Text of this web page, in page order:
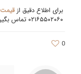
برای اطلاع دقیق از
۰۲۱۶۵۵۰۲۰۶۰ تماس بگیرید.
0